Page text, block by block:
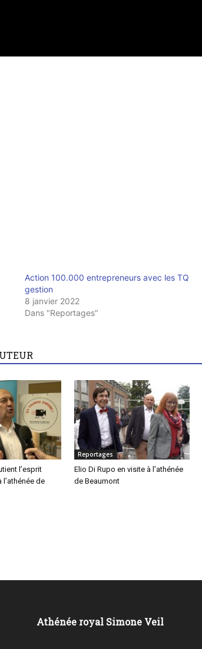
Action 100.000 entrepreneurs avec les TQ
gestion
8 janvier 2022
Dans "Reportages"
l’esprit
l’athénée de
Reportages
Elio Di Rupo en visite à l’athénée
de Beaumont
Athénée royal Simone Veil